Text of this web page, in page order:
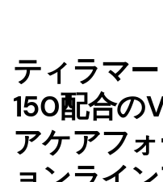
ティラマ
150配合の
アケアフ